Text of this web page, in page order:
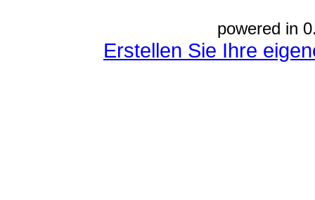
powered in
Erstellen Sie Ihre